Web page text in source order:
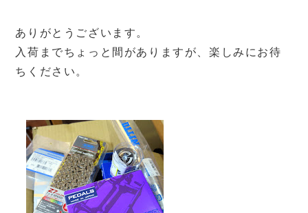
ありがとうございます。
入荷までちょっと間がありますが、楽しみにお待
ちください。